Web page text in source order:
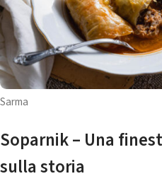
Sarma
Soparnik – Una
sulla storia